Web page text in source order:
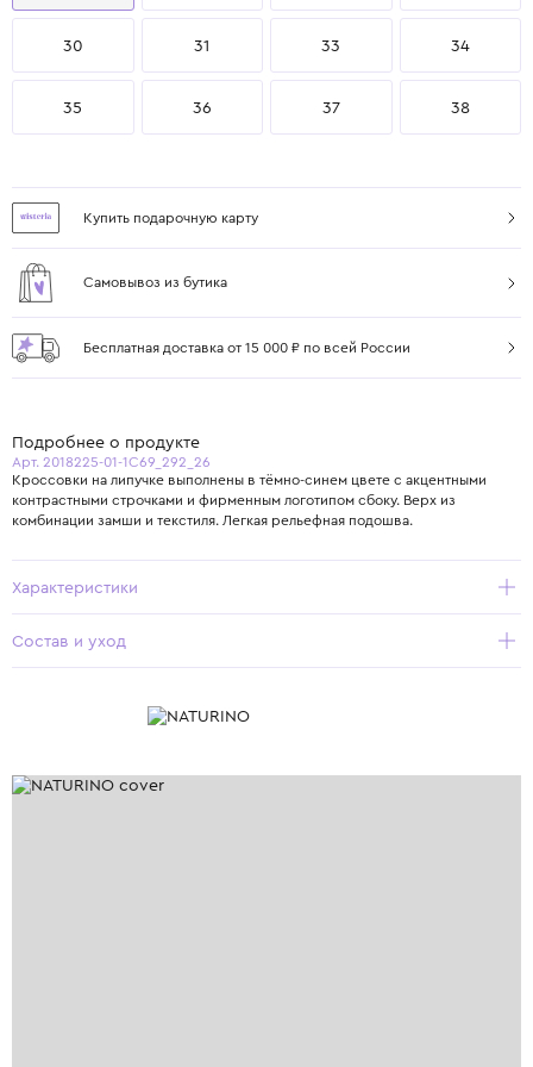
30 31 33 34
35 36 37 38
Купить подарочную карту
Самовывоз из бутика
Бесплатная доставка от 15 000 ₽ по всей России
Подробнее о продукте
Арт. 2018225-01-1C69_292_26
Кроссовки на липучке выполнены в тёмно-синем цвете с акцентными
контрастными строчками и фирменным логотипом сбоку. Верх из
комбинации замши и текстиля. Легкая рельефная подошва.
Характеристики
Состав и уход